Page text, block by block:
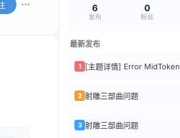
6
发布
0
粉丝
最新发布
1 [主题详情] Error MidToken
2 射雕三部曲问题
3 射雕三部曲问题